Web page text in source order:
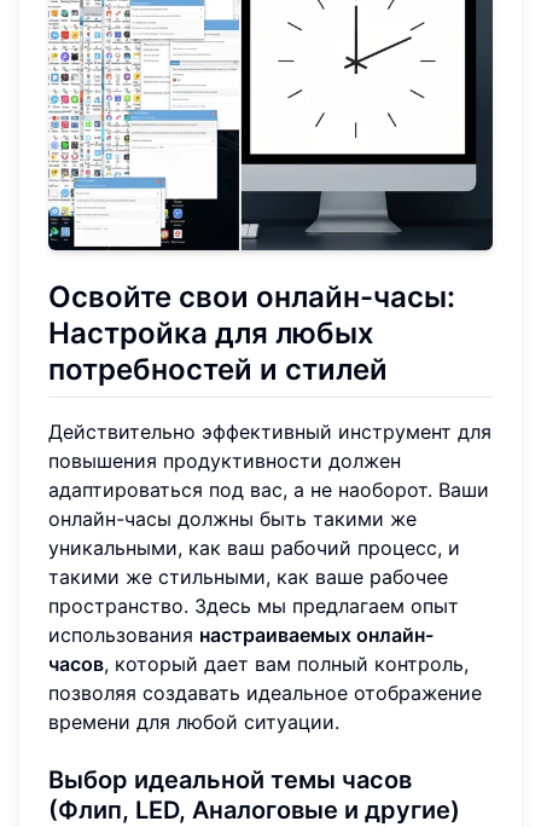
Освойте свои онлайн-часы:
Настройка для любых
потребностей и стилей
Действительно эффективный инструмент для
повышения продуктивности должен
адаптироваться под вас, а не наоборот. Ваши
онлайн-часы должны быть такими же
уникальными, как ваш рабочий процесс, и
такими же стильными, как ваше рабочее
пространство. Здесь мы предлагаем опыт
использования настраиваемых онлайн-
часов, который дает вам полный контроль,
позволяя создавать идеальное отображение
времени для любой ситуации.
Выбор идеальной темы часов
(Флип, LED, Аналоговые и другие)